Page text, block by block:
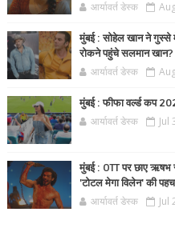
आर्यावर्त डेस्क
मुंबई : सोहेल खान ने गुस्से
रोकने पहुंचे सलमान खान?
आर्यावर्त डेस्क
मुंबई : फीफा वर्ल्ड कप
आर्यावर्त डेस्क Jul
मुंबई : OTT पर छाए ऋषभ
'टोटल मेगा विलेन' की
आर्यावर्त डेस्क Jul